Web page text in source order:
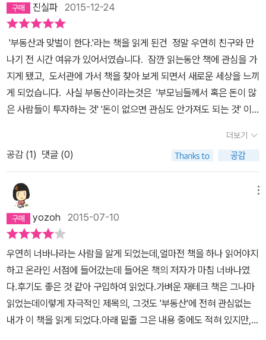
첫부분에서 작가는 회사는 직원을 부자로 만들어 주지 않는다고 말합
니다.(본문 중) 2005년 큰 꿈을 안고 회사에 입사했다. 그때만 해도
머지않아 나도 TV에 나오는 회사원 처럼 멋진 차를 끌고 좋은 집에
살게 될 거라고 믿었다. 이제 내 인생에는 성공할 일만 남았으니 회사
에 올인하자는 생각뿐이었다. 그렇게 하면 회사가 나를 순탄한 길로
이끌어...(중략)..월급만으로는 가난에서 벗어날 수 없다는 사실.저도
열심히 공부해 직업을 가졌고 이제 직업을 가졌으니 신나게 놀수 있
고 돈도 모이고 집도 생기고 하겠지 했지만.신나게 썼을때 돌아오는
것은 0에 가까워지는 통장잔고 였어요 ㅠ 그리고 정신차리고 그래 열
데 비해 돈은 많이 모이지는 않더라고요 ㅠㅠ 부자는 너무 멀리 있었
습니다. 아니 부자가 아니라 그냥 넉넉히 생활하는 것그것도 너무나
멀리 있었어요..​그래서 요즘 부동산 투자! 그리고 돈을 늘릴 수 있는
방법에 대한 고민을 시작했습니다.1장 당신은 왜 아직 부자가 아닌가
? 에서는 이와 같은 고민 그리고 사회에 대한 통찰 작가님이 겪으신
경험들이 녹아 있습니다. ​이렇게 성공하신 작가님도 처음에 저와 같
은 과정과 경험을 겪었다고 생각하니웃음이 나오고 또 희망이 생겼습
니다. 나는 왜 이런 저런 기회들을 놓치고 살았지... 휴.. 나는 왜 돈이
많이 없을까 ? 하며 막연히 부러워 하고 한숨 쉬기 보다는자기 계발
진실파 2015-12-24
'부동산과 맞벌이 한다.'라는 책을 읽게 된건 정말 우연히 친구와 만
나기 전 시간 여유가 있어서였습니다. 잠깐 읽는동안 책에 관심을 가
지게 됐고, 도서관에 가서 책을 찾아 보게 되면서 새로운 세상을 느끼
게 되었습니다. 사실 부동산이라는것은 '부모님들께서 혹은 돈이 많
은 사람들이 투자하는 것' '돈이 없으면 관심도 안가져도 되는 것' 이
다. 이 책을 읽은 후 가장 달라진 것은 1. 공부를 해야하는 필요성을
느꼈고 -> 관련 부동산 서적을 2주일에 한번씩 계속해서 읽고 있습니
다. 2. 투자를 위한 액션을 취하게 되었습니다. -> 대출을 위해 은행
과 친해졌고 부동산에 다니면서 정보를 찾게 되었습니다. 3. 행복한
노후를 위한 꿈을 꾸게 되었습니다. -> 가장 중요한 부분으로 현재 소
득에 대한 불만족을 해소 하기위한 유일한 방법이라는 것을 느꼈습니
다. 현재는 도서관에서 읽고 책을 추가로 구매 했고, 소중한 친구들에
게 읽으라고 선물을 해주며권하고 있습니다. 행복한 미래를 위한 소
중한 시간에 좋은 책을 만나 조금이라도 노후 준비를 일찍 하게 되어
행복합니다.
더보기
공감 (1) 댓글 (0)
yozoh 2015-07-10
우연히 너바나라는 사람을 알게 되었는데,얼마전 책을 하나 읽어야지
하고 온라인 서점에 들어갔는데 들어온 책의 저자가 마침 너바나였
다.후기도 좋은 것 같아 구입하여 읽었다.가벼운 재테크 책은 그나마
읽었는데이렇게 자극적인 제목의, 그것도 '부동산'에 전혀 관심없는
내가 이 책을 읽게 되었다.아래 밑줄 그은 내용 중에도 적혀 있지만,나